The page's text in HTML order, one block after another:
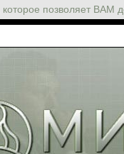
позволяет ВАМ